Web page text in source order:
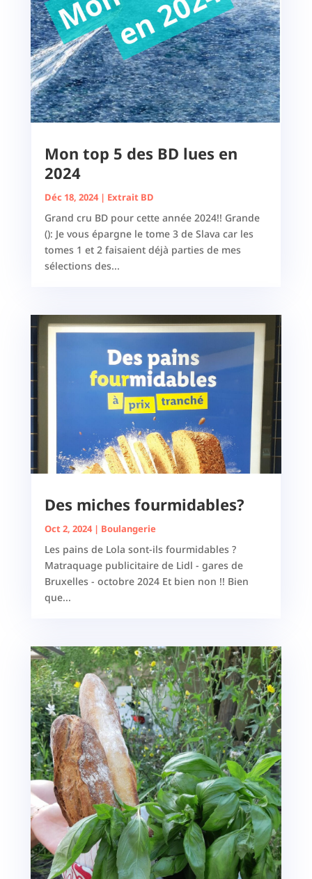
Mon top 5 des BD lues en
2024
Déc 18, 2024| Extrait BD
Grand cru BD pour cette année 2024!! Grande
(): Je vous épargne le tome 3 de Slava car les
tomes 1 et 2 faisaient déjà parties de mes
sélections des...
Des miches fourmidables?
Oct 2, 2024| Boulangerie
Les pains de Lola sont-ils fourmidables ?
Matraquage publicitaire de Lidl - gares de
Bruxelles - octobre 2024 Et bien non !! Bien
que...